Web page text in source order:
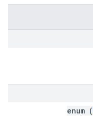
enum (